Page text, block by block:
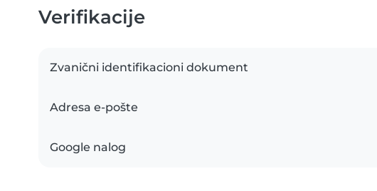
Verifikacije
Zvanični identifikacioni dokument
Adresa e-pošte
Google nalog